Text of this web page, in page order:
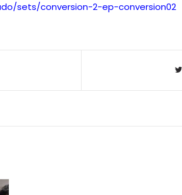
sets/conversion-2-ep-conversion02